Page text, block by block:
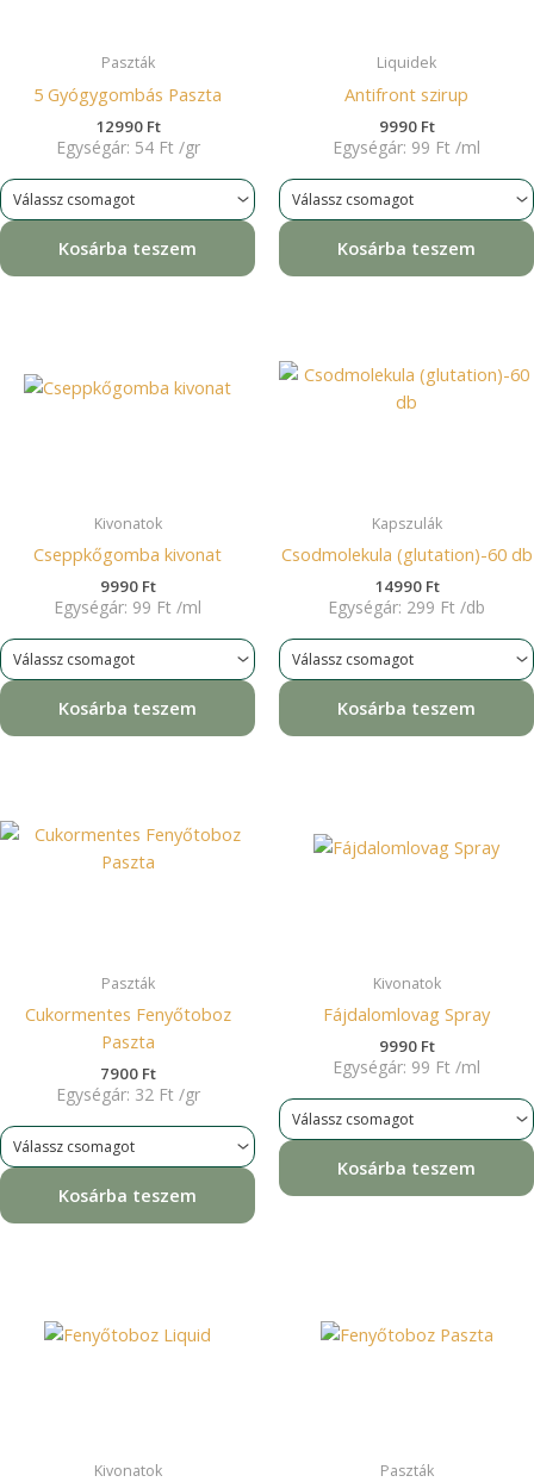
Paszták
5 Gyógygombás Paszta
12990 Ft
Egységár: 54 Ft /gr
Kosárba teszem
Liquidek
Antifront szirup
9990 Ft
Egységár: 99 Ft /ml
Kosárba teszem
Kivonatok
Cseppkőgomba kivonat
9990 Ft
Egységár: 99 Ft /ml
Kosárba teszem
Kapszulák
Csodmolekula (glutation)-60 db
14990 Ft
Egységár: 299 Ft /db
Kosárba teszem
Paszták
Cukormentes Fenyőtoboz
Paszta
7900 Ft
Egységár: 32 Ft /gr
Kosárba teszem
Kivonatok
Fájdalomlovag Spray
9990 Ft
Egységár: 99 Ft /ml
Kosárba teszem
Kivonatok Paszták